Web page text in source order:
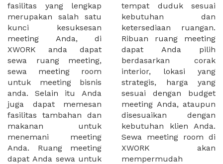
fasilitas yang lengkap
merupakan salah satu
kunci kesuksesan
meeting Anda, di
XWORK anda dapat
sewa ruang meeting,
sewa meeting room
untuk meeting bisnis
anda. Selain itu Anda
juga dapat memesan
fasilitas tambahan dan
makanan untuk
menemani meeting
Anda. Ruang meeting
dapat Anda sewa untuk
tempat duduk sesuai
kebutuhan dan
ketersediaan ruangan.
Ribuan ruang meeting
dapat Anda pilih
berdasarkan corak
interior, lokasi yang
strategis, harga yang
sesuai dengan budget
meeting Anda, ataupun
disesuaikan dengan
kebutuhan klien Anda.
Sewa meeting room di
XWORK akan
mempermudah